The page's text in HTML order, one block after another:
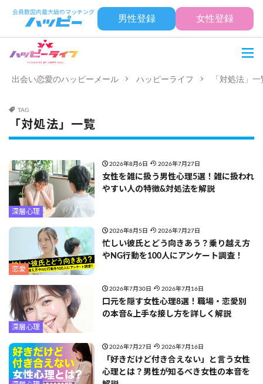
男性登録 女性登録
出会い恋愛のハッピーメール ハッピーライフ 「対処法」一
TAG
「対処法」一覧
深層心理
2026年8月6日 2026年7月27日
女性を雑に扱う男性心理5選！雑に扱われ
やすい人の特徴&対処法を解説
恋愛
2026年8月5日 2026年7月27日
忙しい彼氏とどう向きあう？乗り越え方
やNG行動を100人にアンケート調査！
深層心理
2026年7月30日 2026年7月16日
口元を隠す女性心理8選！職場・恋愛別
の本音&上手な接し方を詳しく解説
2026年7月27日 2026年7月16日
「好きだけど付き合えない」と言う女性
心理とは？男性が知るべき女性の本音を